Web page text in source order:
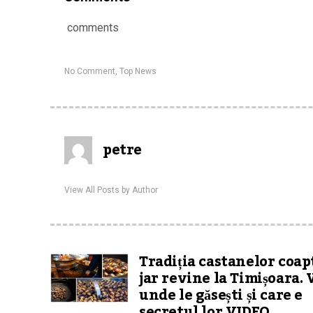
comments
No Comment, Top News
petre
View All Posts by Author
Tradiția castanelor
jar revine la Timișoara.
unde le găsești și care e